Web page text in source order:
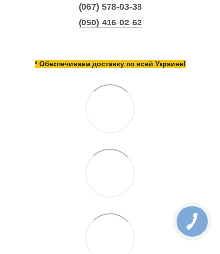
(067) 578-03-38
(050) 416-02-62
* Обеспечиваем доставку по всей Украине!